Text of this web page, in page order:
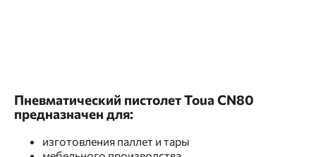
Пневматический пистолет Toua CN80
предназначен для:
изготовления паллет и тары